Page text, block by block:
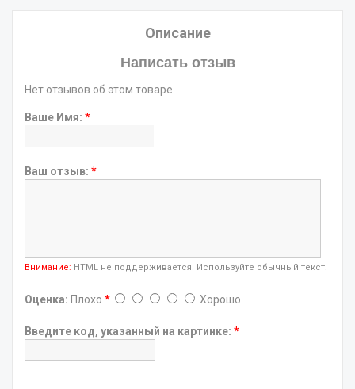
Описание
Написать отзыв
Нет отзывов об этом товаре.
Ваше Имя: *
Ваш отзыв: *
Внимание: HTML не поддерживается! Используйте обычный текст.
Оценка: Плохо * Хорошо
Введите код, указанный на картинке: *